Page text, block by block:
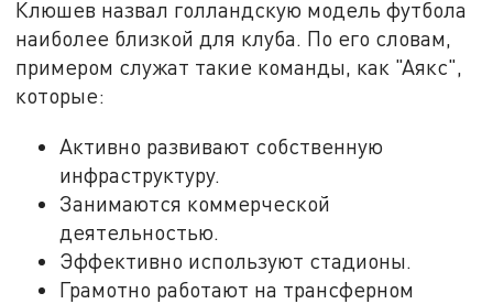
Клюшев назвал голландскую модель футбола
наиболее близкой для клуба. По его словам,
примером служат такие команды, как "Аякс",
которые:
Активно развивают собственную
инфраструктуру.
Занимаются коммерческой
деятельностью.
Эффективно используют стадионы.
Грамотно работают на трансферном